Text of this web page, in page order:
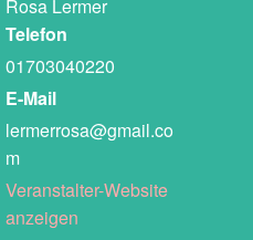
Rosa Lermer
Telefon
01703040220
E-Mail
lermerrosa@gmail.co
m
Veranstalter-Website
anzeigen